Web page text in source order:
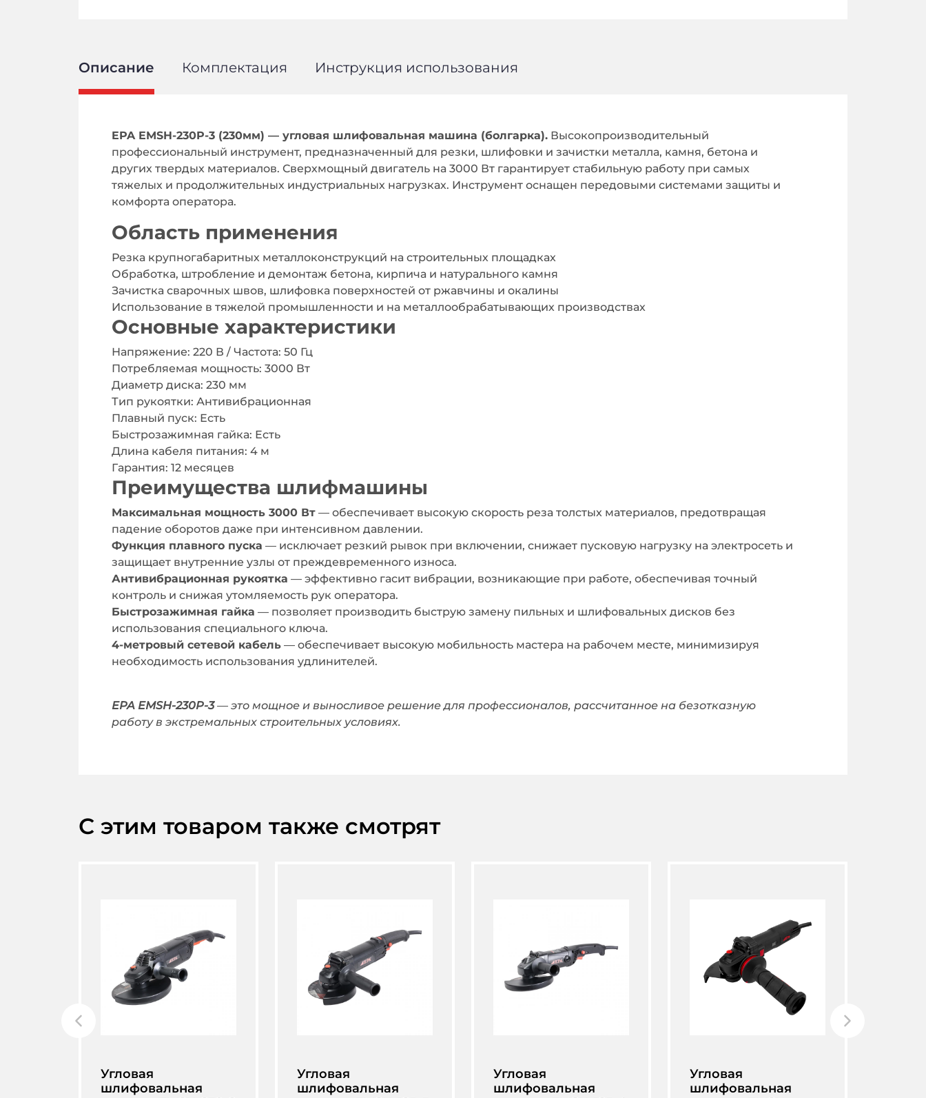
Описание Комплектация Инструкция использования
EPA EMSH-230P-3 (230мм) — угловая шлифовальная машина (болгарка). Высокопроизводительный
профессиональный инструмент, предназначенный для резки, шлифовки и зачистки металла, камня, бетона и
других твердых материалов. Сверхмощный двигатель на 3000 Вт гарантирует стабильную работу при самых
тяжелых и продолжительных индустриальных нагрузках. Инструмент оснащен передовыми системами защиты и
комфорта оператора.
Область применения
Резка крупногабаритных металлоконструкций на строительных площадках
Обработка, штробление и демонтаж бетона, кирпича и натурального камня
Зачистка сварочных швов, шлифовка поверхностей от ржавчины и окалины
Использование в тяжелой промышленности и на металлообрабатывающих производствах
Основные характеристики
Напряжение: 220 В / Частота: 50 Гц
Потребляемая мощность: 3000 Вт
Диаметр диска: 230 мм
Тип рукоятки: Антивибрационная
Плавный пуск: Есть
Быстрозажимная гайка: Есть
Длина кабеля питания: 4 м
Гарантия: 12 месяцев
Преимущества шлифмашины
Максимальная мощность 3000 Вт — обеспечивает высокую скорость реза толстых материалов, предотвращая
падение оборотов даже при интенсивном давлении.
Функция плавного пуска — исключает резкий рывок при включении, снижает пусковую нагрузку на электросеть и
защищает внутренние узлы от преждевременного износа.
Антивибрационная рукоятка — эффективно гасит вибрации, возникающие при работе, обеспечивая точный
контроль и снижая утомляемость рук оператора.
Быстрозажимная гайка — позволяет производить быструю замену пильных и шлифовальных дисков без
использования специального ключа.
4-метровый сетевой кабель — обеспечивает высокую мобильность мастера на рабочем месте, минимизируя
необходимость использования удлинителей.
EPA EMSH-230P-3— это мощное и выносливое решение для профессионалов, рассчитанное на безотказную
работу в экстремальных строительных условиях.
С этим товаром также смотрят
Угловая
шлифовальная
Угловая
шлифовальная
Угловая
шлифовальная
Угловая
шлифовальная